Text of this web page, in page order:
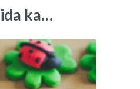
t
ka…